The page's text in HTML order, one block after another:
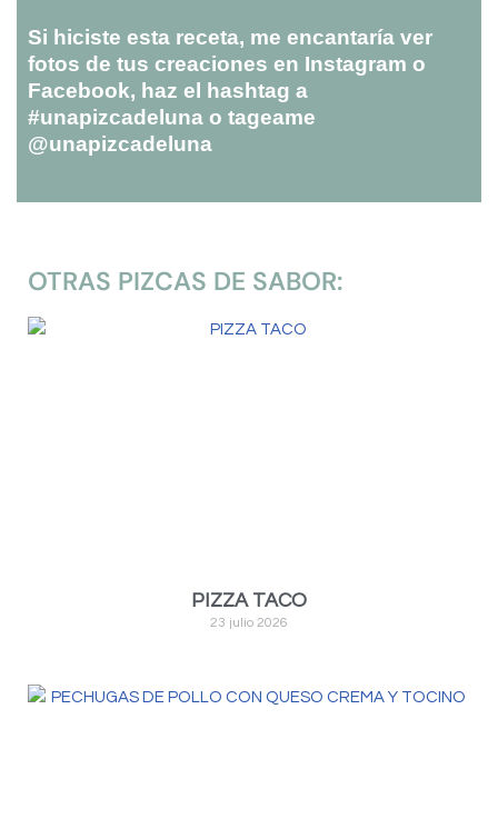
Si hiciste esta receta, me encantaría ver
fotos de tus creaciones en Instagram o
Facebook, haz el hashtag a
#unapizcadeluna o tageame
@unapizcadeluna
OTRAS PIZCAS DE SABOR:
PIZZA TACO
23 julio 2026